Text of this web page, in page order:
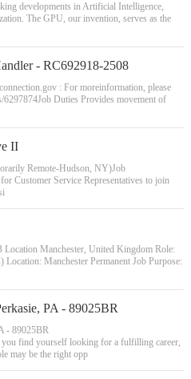
developments in Artificial Intelligence,
The GPU, our invention, serves as the
- RC692918-2508
: For moreinformation, please
Duties Provides movement of
II
Remote-Hudson, NY)Job
Customer Service Representatives to join
Manchester, United Kingdom Role:
Location: Manchester Permanent Job Purpose:
PA - 89025BR
- 89025BR
find yourself looking for a fulfilling career,
may be the right opp